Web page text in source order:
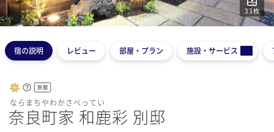
33枚
12345
宿の説明 レビュー 部屋・プラン 施設・サービス
旅館
ならまちやわかさべってい
奈良町家 和鹿彩 別邸